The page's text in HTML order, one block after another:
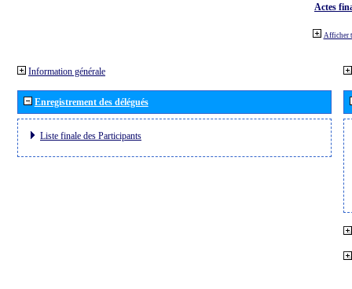
Actes
Afficher
Information générale
Enregistrement des délégués
Liste finale des Participants